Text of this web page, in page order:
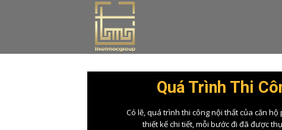
Quá Trình Thi
Có lẽ, quá trình thi công nội thất của căn
thiết kế chi tiết, mỗi bước đi đã được